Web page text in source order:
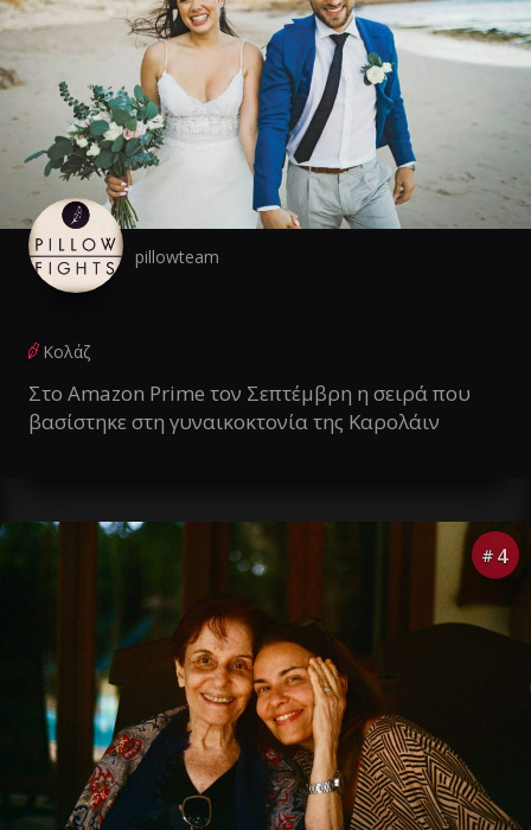
pillowteam
Κολάζ
Στο Amazon Prime τον Σεπτέμβρη η σειρά που
βασίστηκε στη γυναικοκτονία της Καρολάιν
# 4